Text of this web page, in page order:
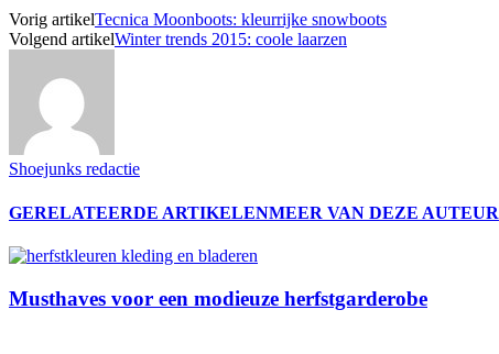
Vorig artikelTecnica Moonboots: kleurrijke snowboots
Volgend artikelWinter trends 2015: coole laarzen
Shoejunks redactie
GERELATEERDE ARTIKELENMEER VAN DEZE AUTEUR
Musthaves voor een modieuze herfstgarderobe